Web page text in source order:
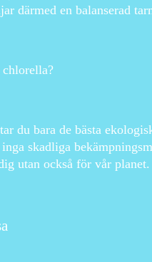
därmed en balanserad
du bara de bästa
skadliga
utan också för vår planet.